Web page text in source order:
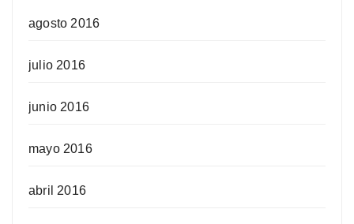
agosto 2016
julio 2016
junio 2016
mayo 2016
abril 2016